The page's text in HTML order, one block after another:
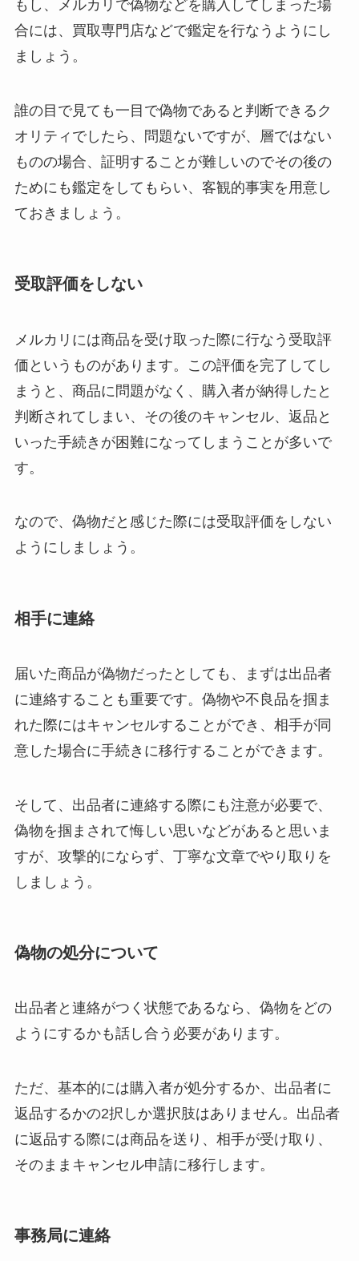
もし、メルカリで偽物などを購入してしまった場
合には、買取専門店などで鑑定を行なうようにし
ましょう。
誰の目で見ても一目で偽物であると判断できるク
オリティでしたら、問題ないですが、層ではない
ものの場合、証明することが難しいのでその後の
ためにも鑑定をしてもらい、客観的事実を用意し
ておきましょう。
受取評価をしない
メルカリには商品を受け取った際に行なう受取評
価というものがあります。この評価を完了してし
まうと、商品に問題がなく、購入者が納得したと
判断されてしまい、その後のキャンセル、返品と
いった手続きが困難になってしまうことが多いで
す。
なので、偽物だと感じた際には受取評価をしない
ようにしましょう。
相手に連絡
届いた商品が偽物だったとしても、まずは出品者
に連絡することも重要です。偽物や不良品を掴ま
れた際にはキャンセルすることができ、相手が同
意した場合に手続きに移行することができます。
そして、出品者に連絡する際にも注意が必要で、
偽物を掴まされて悔しい思いなどがあると思いま
すが、攻撃的にならず、丁寧な文章でやり取りを
しましょう。
偽物の処分について
出品者と連絡がつく状態であるなら、偽物をどの
ようにするかも話し合う必要があります。
ただ、基本的には購入者が処分するか、出品者に
返品するかの2択しか選択肢はありません。出品者
に返品する際には商品を送り、相手が受け取り、
そのままキャンセル申請に移行します。
事務局に連絡